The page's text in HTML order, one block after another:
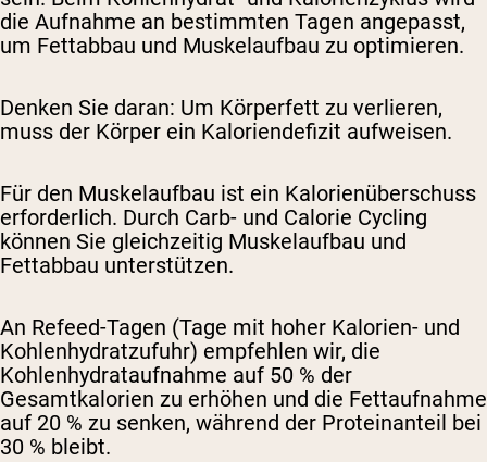
die Aufnahme an bestimmten Tagen angepasst,
um Fettabbau und Muskelaufbau zu optimieren.
Denken Sie daran: Um Körperfett zu verlieren,
muss der Körper ein Kaloriendefizit aufweisen.
Für den Muskelaufbau ist ein Kalorienüberschuss
erforderlich. Durch Carb- und Calorie Cycling
können Sie gleichzeitig Muskelaufbau und
Fettabbau unterstützen.
An Refeed-Tagen (Tage mit hoher Kalorien- und
Kohlenhydratzufuhr) empfehlen wir, die
Kohlenhydrataufnahme auf 50 % der
Gesamtkalorien zu erhöhen und die Fettaufnahme
auf 20 % zu senken, während der Proteinanteil bei
30 % bleibt.